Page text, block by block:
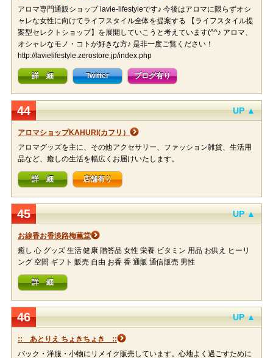
アロマ専門通販ショップ lavie-lifestyleです♪ 今後はアロマに限らずオシ
ャレな女性に向けてライフスタイル全体を提案する 【ライフスタイル提
案型セレクトショップ】を展開していこうと考えています(^^♪ アロマ、
オシャレなモノ・コトが好きな方♪ 是非一度ご覧ください！
http://lavielifestyle.zerostore.jp/index.php
詳 細 Twitter ブログ有り
44 UP ▲
アロマショップKAHURI(カフリ）
アロマグッズを主に、その他アクセサリー、ファッション雑貨、生活用
品など、癒しの生活を幅広くお届けいたします。
詳 細 店舗有り
45 UP ▲
お線香お香淡路梅薫堂
癒し 心 グッズ 生活 健康 贈答品 女性 栄養 ビタミン 用品 お供え ヒーリ
ング 空間 ギフト 販売 自由 お香 香 通販 通信販売 男性
詳 細
46 UP ▲
:: あとりえ ちょきちょき ::
バック・洋服・小物にリメイク販売しています。心地よく過ごすために